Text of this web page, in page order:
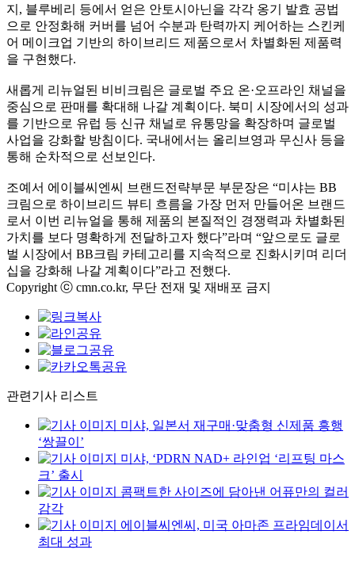
지, 블루베리 등에서 얻은 안토시아닌을 각각 옹기 발효 공법
으로 안정화해 커버를 넘어 수분과 탄력까지 케어하는 스킨케
어 메이크업 기반의 하이브리드 제품으로서 차별화된 제품력
을 구현했다.
새롭게 리뉴얼된 비비크림은 글로벌 주요 온·오프라인 채널을
중심으로 판매를 확대해 나갈 계획이다. 북미 시장에서의 성과
를 기반으로 유럽 등 신규 채널로 유통망을 확장하며 글로벌
사업을 강화할 방침이다. 국내에서는 올리브영과 무신사 등을
통해 순차적으로 선보인다.
조예서 에이블씨엔씨 브랜드전략부문 부문장은 “미샤는 BB
크림으로 하이브리드 뷰티 흐름을 가장 먼저 만들어온 브랜드
로서 이번 리뉴얼을 통해 제품의 본질적인 경쟁력과 차별화된
가치를 보다 명확하게 전달하고자 했다”라며 “앞으로도 글로
벌 시장에서 BB크림 카테고리를 지속적으로 진화시키며 리더
십을 강화해 나갈 계획이다”라고 전했다.
Copyright ⓒ cmn.co.kr, 무단 전재 및 재배포 금지
관련기사 리스트
미샤, 일본서 재구매·맞춤형 신제품 흥행
‘쌍끌이’
미샤, ‘PDRN NAD+ 라인업 ‘리프팅 마스
크’ 출시
콤팩트한 사이즈에 담아낸 어퓨만의 컬러
감각
에이블씨엔씨, 미국 아마존 프라임데이서
최대 성과